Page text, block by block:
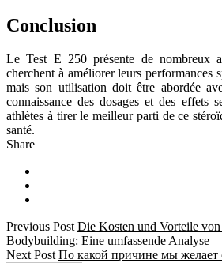
Conclusion
Le Test E 250 présente de nombreux
cherchent à améliorer leurs performances
mais son utilisation doit être abordée
connaissance des dosages et des effets
athlètes à tirer le meilleur parti de ce
santé.
Share
Previous Post Die Kosten und Vorteile
Bodybuilding: Eine umfassende Analyse
Next Post По какой причине мы желает